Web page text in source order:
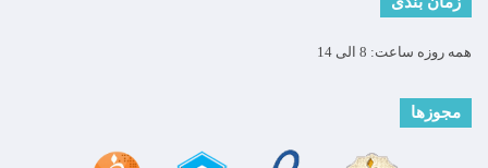
همه روزه ساعت: 8 الی 14
مجوزها